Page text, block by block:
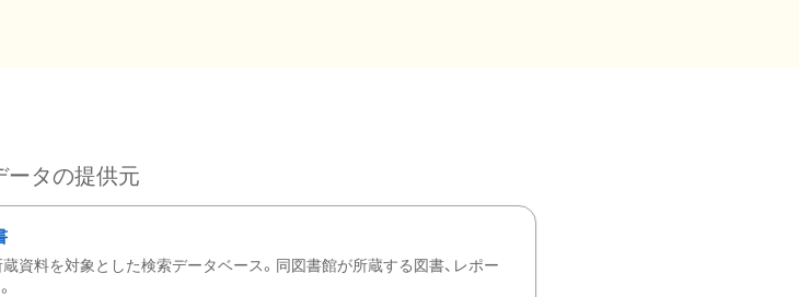
ータの提供元
資料を対象とした検索データベース。同図書館が所蔵する図書、レポー